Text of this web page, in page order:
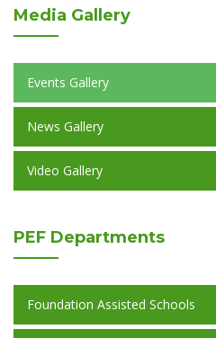
Media Gallery
Events Gallery
News Gallery
Video Gallery
PEF Departments
Foundation Assisted Schools